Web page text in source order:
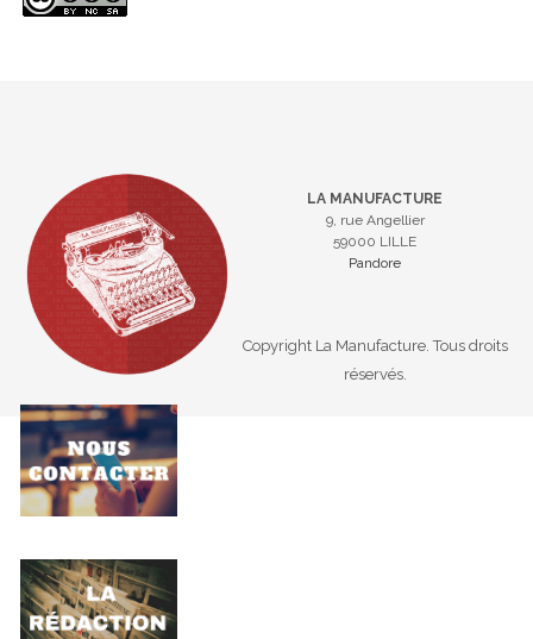
LA MANUFACTURE
9, rue Angellier
59000 LILLE
Pandore
Copyright La Manufacture. Tous droits
réservés.